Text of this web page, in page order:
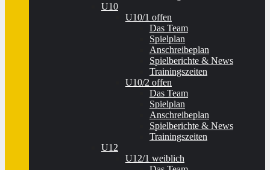
U10
U10/1 offen
Das Team
Spielplan
Anschreibeplan
Spielberichte & News
Trainingszeiten
U10/2 offen
Das Team
Spielplan
Anschreibeplan
Spielberichte & News
Trainingszeiten
U12
U12/1 weiblich